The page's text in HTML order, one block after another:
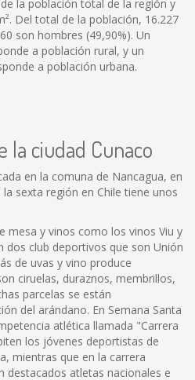
la población total de la región y
Del total de la población, 16.227
son hombres (49,90%). Un
a población rural, y un
a población urbana.
la ciudad Cunaco
en la comuna de Nancagua, en
sexta región en Chile tiene unos
mesa y vinos como los vinos Viu y
dos club deportivos que son Unión
de uvas y vino produce
ciruelas, duraznos, membrillos,
parcelas se están
del arándano. En Semana Santa
atlética llamada "Carrera
los jóvenes deportistas de
mientras que en la carrera
destacados atletas nacionales e